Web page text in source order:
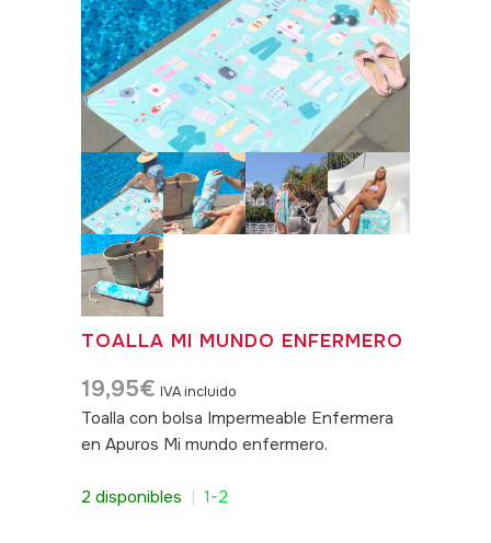
TOALLA MI MUNDO ENFERMERO
19,95€ IVA incluido
Toalla con bolsa Impermeable Enfermera
en Apuros Mi mundo enfermero.
2 disponibles
1-2